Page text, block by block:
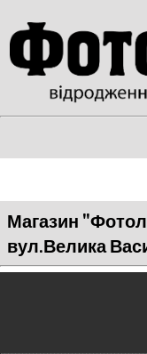
Магазин
вул.Велика